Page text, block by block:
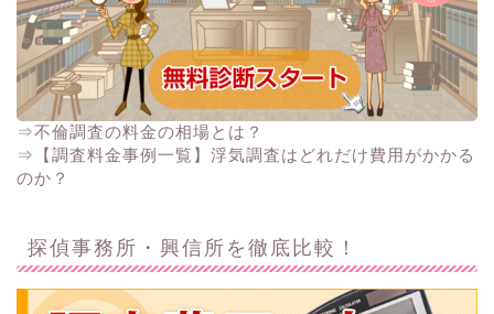
⇒不倫調査の料金の相場とは？
⇒【調査料金事例一覧】浮気調査はどれだけ費用がかかる
のか？
探偵事務所・興信所を徹底比較！